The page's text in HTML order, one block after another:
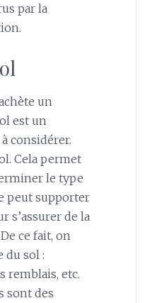
par la
un
est un
considérer.
Cela permet
le type
peut supporter
s’assurer de la
ce fait, on
du sol :
remblais, etc.
sont des